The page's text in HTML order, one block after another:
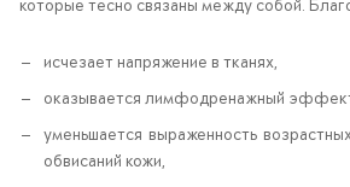
которые тесно связаны между собой.
исчезает напряжение в тканях,
оказывается лимфодренажный
уменьшается выраженность
обвисаний кожи,